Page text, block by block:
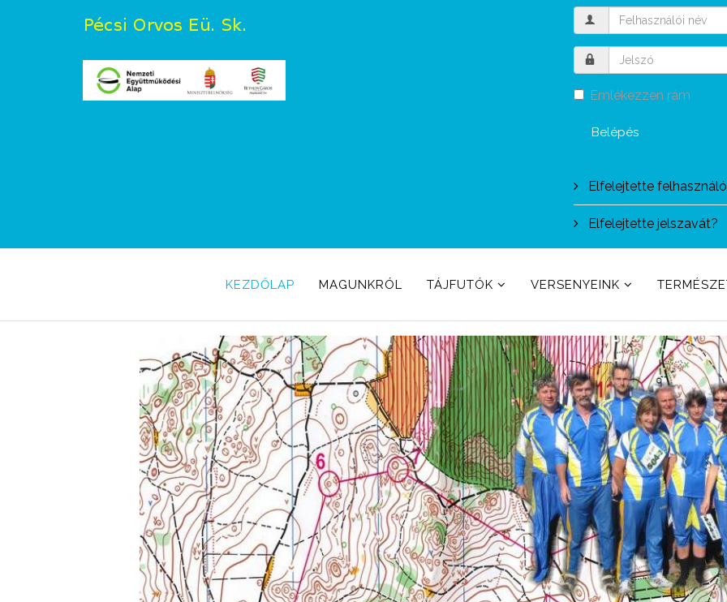
Emlékezzen rám
Belépés
Elfelejtette
Elfelejtette jelszavát?
KEZDŐLAP MAGUNKRÓL TÁJFUTÓK VERSENYEINK